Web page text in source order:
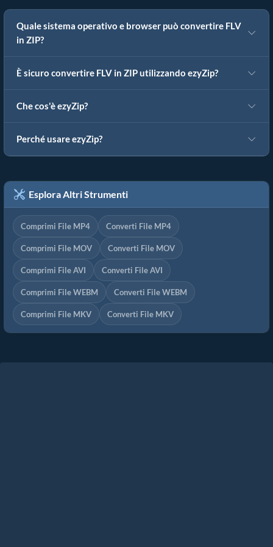
Quale sistema operativo e browser può convertire FLV
in ZIP?
È sicuro convertire FLV in ZIP utilizzando ezyZip?
Che cos'è ezyZip?
Perché usare ezyZip?
Esplora Altri Strumenti
Comprimi File MP4 Converti File MP4
Comprimi File MOV Converti File MOV
Comprimi File AVI Converti File AVI
Comprimi File WEBM Converti File WEBM
Comprimi File MKV Converti File MKV